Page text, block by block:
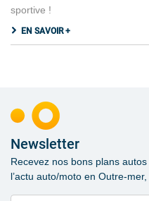
sportive !
EN SAVOIR +
Newsletter
Recevez nos bons plans
l’actu auto/moto en Outre-